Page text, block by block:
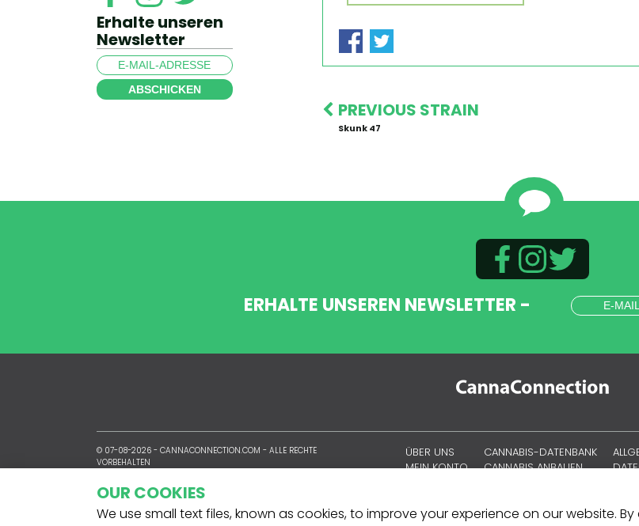
Erhalte unseren
Newsletter
ABSCHICKEN
PREVIOUS STRAIN
Skunk 47
ERHALTE UNSEREN NEWSLETTER -
© 07-08-2026 - CANNACONNECTION.COM - ALLE RECHTE
VORBEHALTEN
ÜBER UNS
MEIN KONTO
CANNABIS-DATENBANK
CANNABIS ANBAUEN
OUR COOKIES
We use small text files, known as cookies, to improve your experience on our website. By